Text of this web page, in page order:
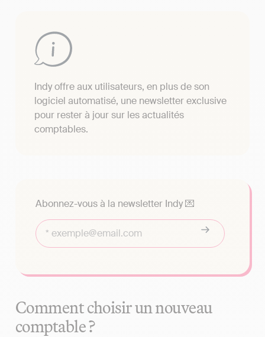
Indy offre aux utilisateurs, en plus de son
logiciel automatisé, une newsletter exclusive
pour rester à jour sur les actualités
comptables.
Abonnez-vous à la newsletter Indy 💌
Comment choisir un nouveau
comptable ?